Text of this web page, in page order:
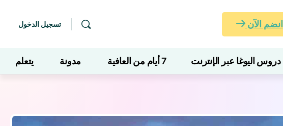
انضم الآن تسجيل الدخول
دروس اليوغا عبر الإنترنت 7 أيام من العافية مدونة يتعلم